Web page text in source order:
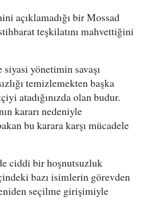
açıklamadığı bir Mossad
teşkilatını mahvettiğini
siyasi yönetimin savaşı
temizlemekten başka
atadığınızda olan budur.
kararı nedeniyle
bu karara karşı mücadele
ciddi bir hoşnutsuzluk
bazı isimlerin görevden
seçilme girişimiyle